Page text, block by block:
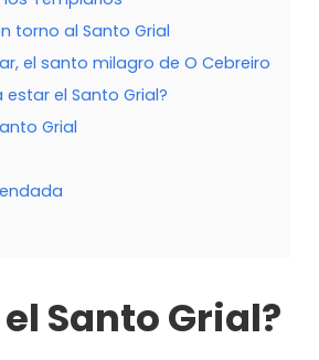
torno al Santo Grial
el santo milagro de O Cebreiro
el Santo Grial?
Grial
Santo Grial?